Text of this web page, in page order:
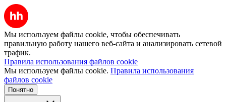
Мы используем файлы cookie, чтобы обеспечивать
правильную работу нашего веб-сайта и анализировать сетевой
трафик.
Правила использования файлов cookie
Мы используем файлы cookie. Правила использования
файлов cookie
Понятно